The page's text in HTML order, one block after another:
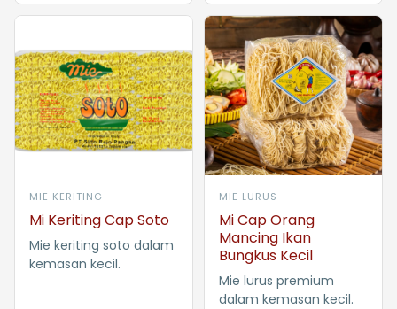
MIE KERITING
Mi Keriting Cap Soto
Mie keriting soto dalam
kemasan kecil.
MIE LURUS
Mi Cap Orang
Mancing Ikan
Bungkus Kecil
Mie lurus premium
dalam kemasan kecil.